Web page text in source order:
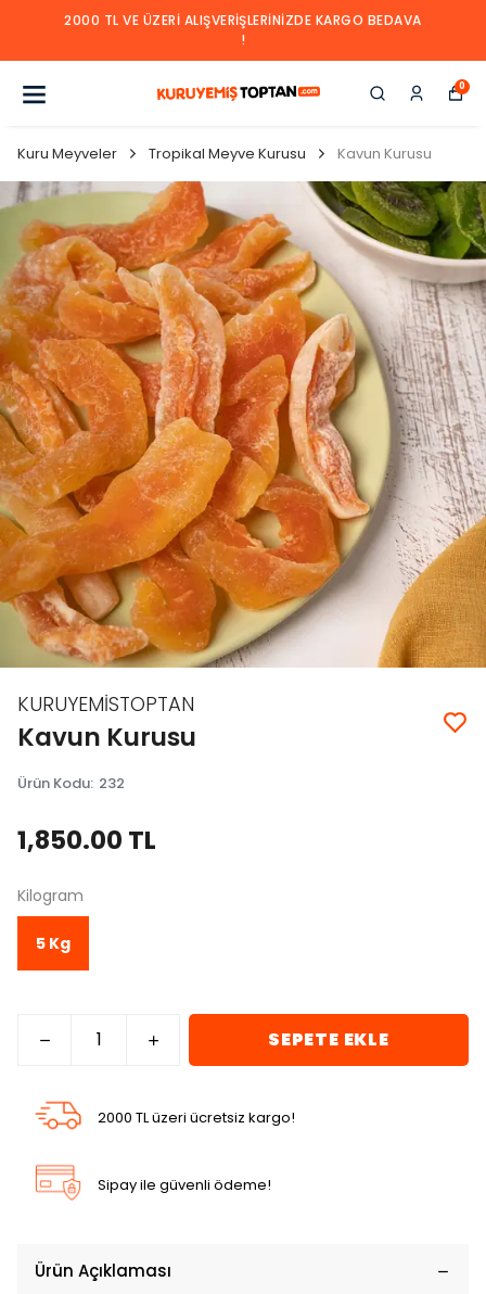
2000 TL VE ÜZERI ALIŞVERIŞLERINIZDE KARGO BEDAVA
!
0
Kuru Meyveler Tropikal Meyve Kurusu Kavun Kurusu
KURUYEMİSTOPTAN
Kavun Kurusu
Ürün Kodu: 232
1,850.00 TL
Kilogram
5 Kg
SEPETE EKLE
2000 TL üzeri ücretsiz kargo!
Sipay ile güvenli ödeme!
Ürün Açıklaması